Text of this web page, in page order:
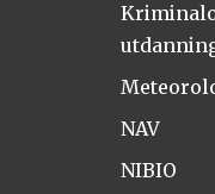
NAV
NIBIO